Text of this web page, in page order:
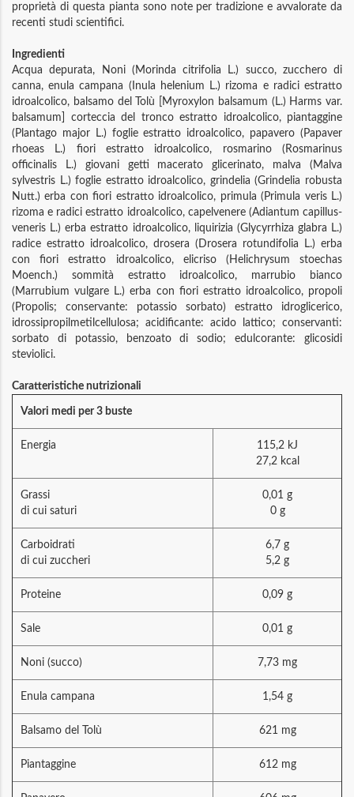
proprietà di questa pianta sono note per tradizione e avvalorate da
recenti studi scientifici.
Ingredienti
Acqua depurata, Noni (Morinda citrifolia L.) succo, zucchero di
canna, enula campana (Inula helenium L.) rizoma e radici estratto
idroalcolico, balsamo del Tolù [Myroxylon balsamum (L.) Harms var.
balsamum] corteccia del tronco estratto idroalcolico, piantaggine
(Plantago major L.) foglie estratto idroalcolico, papavero (Papaver
rhoeas L.) fiori estratto idroalcolico, rosmarino (Rosmarinus
officinalis L.) giovani getti macerato glicerinato, malva (Malva
sylvestris L.) foglie estratto idroalcolico, grindelia (Grindelia robusta
Nutt.) erba con fiori estratto idroalcolico, primula (Primula veris L.)
rizoma e radici estratto idroalcolico, capelvenere (Adiantum capillus-
veneris L.) erba estratto idroalcolico, liquirizia (Glycyrrhiza glabra L.)
radice estratto idroalcolico, drosera (Drosera rotundifolia L.) erba
con fiori estratto idroalcolico, elicriso (Helichrysum stoechas
Moench.) sommità estratto idroalcolico, marrubio bianco
(Marrubium vulgare L.) erba con fiori estratto idroalcolico, propoli
(Propolis; conservante: potassio sorbato) estratto idroglicerico,
idrossipropilmetilcellulosa; acidificante: acido lattico; conservanti:
sorbato di potassio, benzoato di sodio; edulcorante: glicosidi
steviolici.
Caratteristiche nutrizionali
Valori medi per 3 buste
Energia
115,2 kJ
27,2 kcal
Grassi
di cui saturi
0,01 g
0 g
Carboidrati
di cui zuccheri
6,7 g
5,2 g
Proteine 0,09 g
Sale 0,01 g
Noni (succo) 7,73 mg
Enula campana 1,54 g
Balsamo del Tolù 621 mg
Piantaggine 612 mg